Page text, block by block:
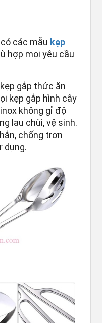
các mẫu kẹp
hợp mọi yêu cầu
gắp thức ăn
kẹp gắp hình cây
không gỉ độ
lau chùi, vệ sinh.
chống trơn
dụng.